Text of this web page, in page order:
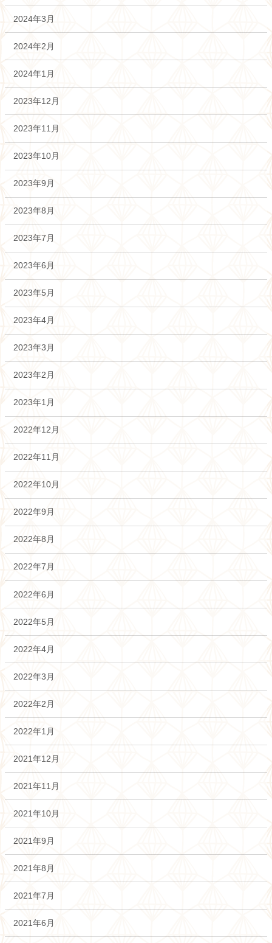
2024年3月
2024年2月
2024年1月
2023年12月
2023年11月
2023年10月
2023年9月
2023年8月
2023年7月
2023年6月
2023年5月
2023年4月
2023年3月
2023年2月
2023年1月
2022年12月
2022年11月
2022年10月
2022年9月
2022年8月
2022年7月
2022年6月
2022年5月
2022年4月
2022年3月
2022年2月
2022年1月
2021年12月
2021年11月
2021年10月
2021年9月
2021年8月
2021年7月
2021年6月